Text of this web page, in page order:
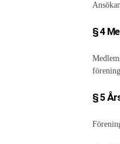
§ 4
§ 5